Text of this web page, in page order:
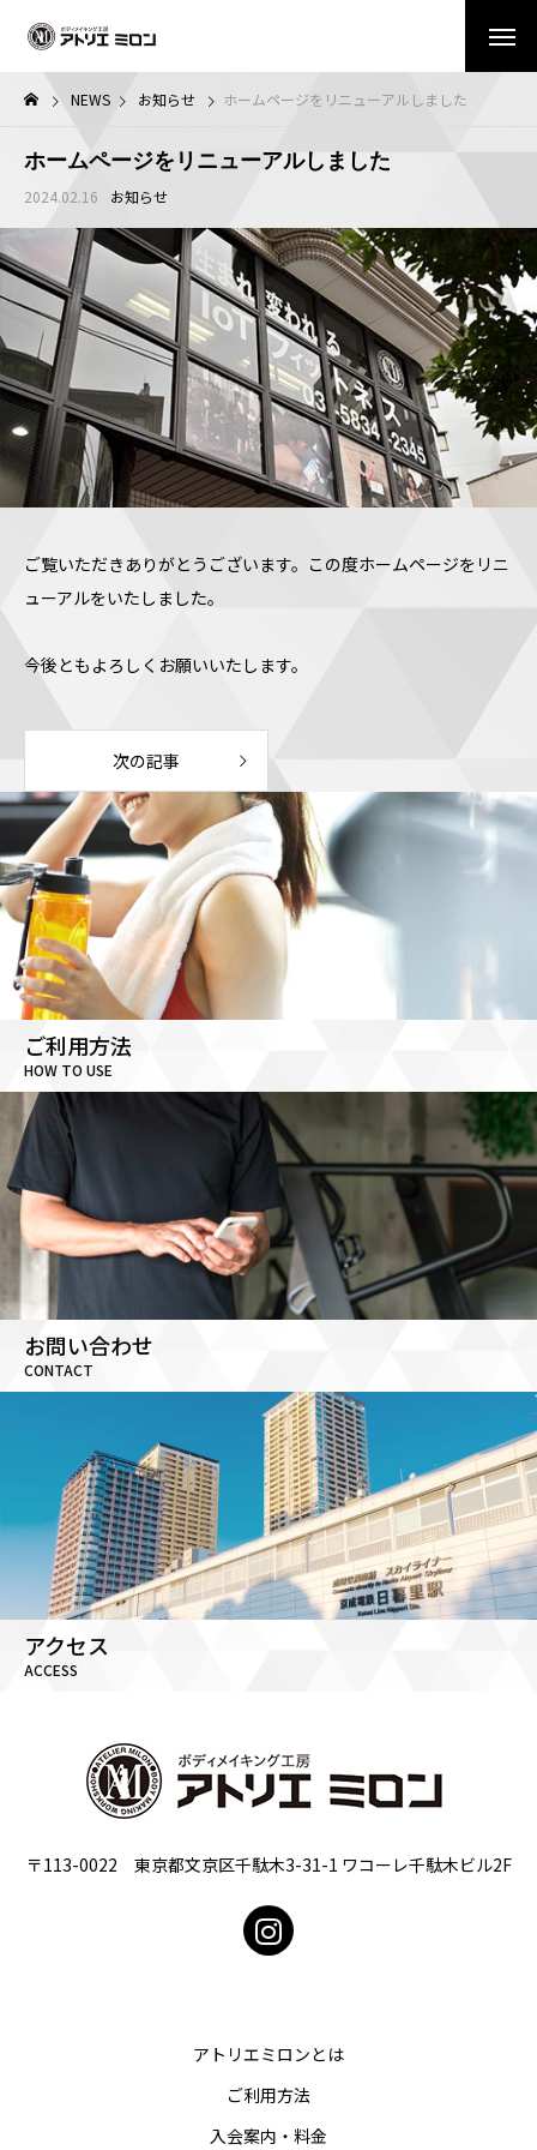
NEWS お知らせ ホームページをリニューアルしました
ホームページをリニューアルしました
2024.02.16 お知らせ
ご覧いただきありがとうございます。この度ホームページをリニ
ューアルをいたしました。
今後ともよろしくお願いいたします。
次の記事
ご利用方法
HOW TO USE
お問い合わせ
CONTACT
アクセス
ACCESS
〒113-0022 東京都文京区千駄木3-31-1 ワコーレ千駄木ビル2F
アトリエミロンとは
ご利用方法
入会案内・料金